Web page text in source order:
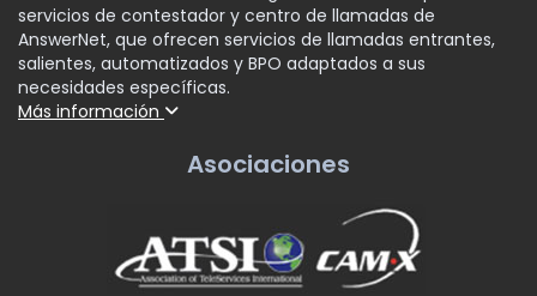
servicios de contestador y centro de llamadas de
AnswerNet, que ofrecen servicios de llamadas entrantes,
salientes, automatizados y BPO adaptados a sus
necesidades específicas.
Más información
Asociaciones